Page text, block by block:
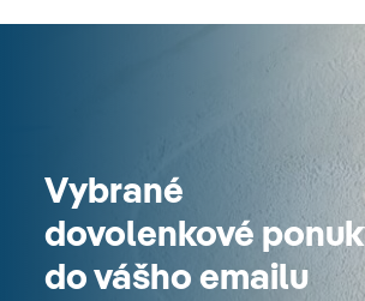
Vybrané
dovolenkové
do vášho emailu